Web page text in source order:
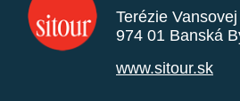
Terézie
974 01 Banská
www.sitour.sk